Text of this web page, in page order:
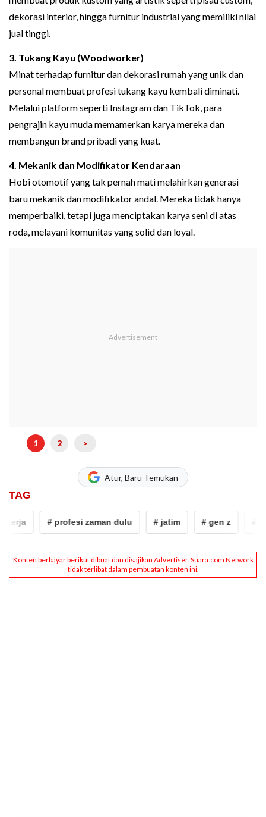
dekorasi interior, hingga furnitur industrial yang memiliki nilai
jual tinggi.
3. Tukang Kayu (Woodworker)
Minat terhadap furnitur dan dekorasi rumah yang unik dan
personal membuat profesi tukang kayu kembali diminati.
Melalui platform seperti Instagram dan TikTok, para
pengrajin kayu muda memamerkan karya mereka dan
membangun brand pribadi yang kuat.
4. Mekanik dan Modifikator Kendaraan
Hobi otomotif yang tak pernah mati melahirkan generasi
baru mekanik dan modifikator andal. Mereka tidak hanya
memperbaiki, tetapi juga menciptakan karya seni di atas
roda, melayani komunitas yang solid dan loyal.
1 2 >
Atur, Baru Temukan
TAG
# profesi zaman dulu # jatim # gen z #